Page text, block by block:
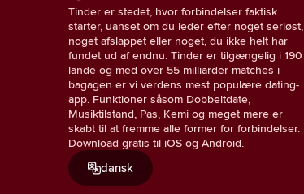
Tinder er stedet, hvor forbindelser faktisk
starter, uanset om du leder efter noget seriøst,
noget afslappet eller noget, du ikke helt har
fundet ud af endnu. Tinder er tilgængelig i 190
lande og med over 55 milliarder matches i
bagagen er vi verdens mest populære dating-
app. Funktioner såsom Dobbeltdate,
Musiktilstand, Pas, Kemi og meget mere er
skabt til at fremme alle former for forbindelser.
Download gratis til iOS og Android.
dansk